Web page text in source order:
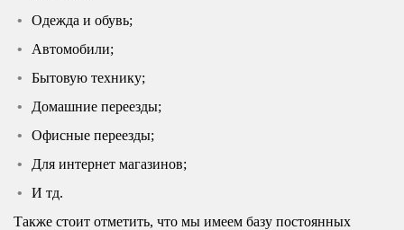
Одежда и обувь;
Автомобили;
Бытовую технику;
Домашние переезды;
Офисные переезды;
Для интернет магазинов;
И тд.
Также стоит отметить, что мы имеем базу постоянных